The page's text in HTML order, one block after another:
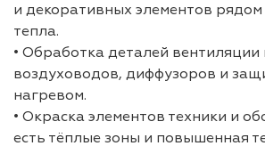
и декоративных элементов рядом
тепла.
• Обработка деталей вентиляции
воздуховодов, диффузоров и
нагревом.
• Окраска элементов техники и
есть тёплые зоны и повышенная